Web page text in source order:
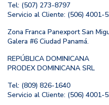
Tel: (507) 273-8797
Servicio al Cliente: (506) 4001-
Zona Franca Panexport San
Galera #6 Ciudad Panamá.
REPÚBLICA DOMINICANA
PRODEX DOMINICANA SRL
Tel: (809) 826-1640
Servicio al Cliente: (506) 4001-